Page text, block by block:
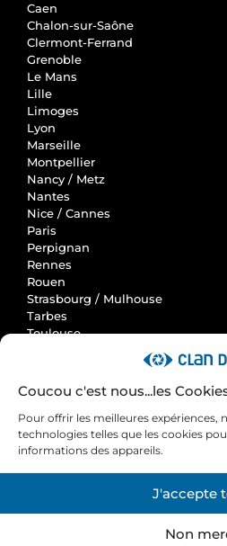
Coucou c'est nous...les
Pour offrir les meilleures expériences,
technologies telles que les cookies
informations des appareils.
J'accepte
Non
Caen
Chalon-sur-Saône
Clermont-Ferrand
Grenoble
Le Mans
Lille
Limoges
Lyon
Marseille
Montpellier
Nancy / Metz
Nantes
Nice / Cannes
Paris
Perpignan
Rennes
Rouen
Strasbourg / Mulhouse
Tarbes
Toulouse
Actus
Avis et cas clients
Contactez-nous
Nos engagements RSE